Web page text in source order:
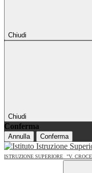
Chiudi
Chiudi
Conferma
Annulla Conferma
ISTRUZIONE SUPERIORE
"V.